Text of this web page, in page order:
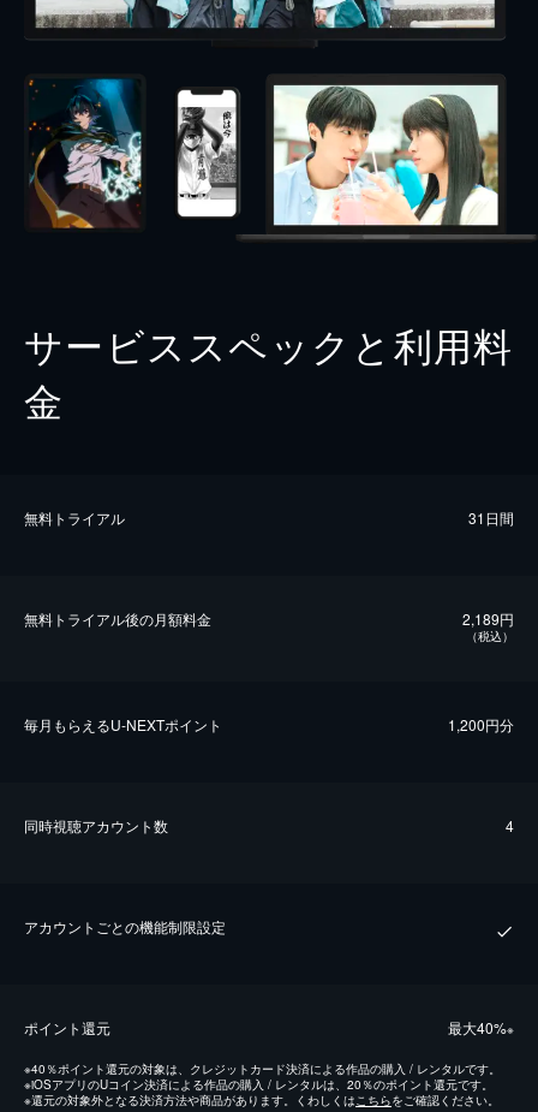
サービススペックと利用料
金
無料トライアル 31日間
無料トライアル後の⽉額料金 2,189円
（税込）
毎⽉もらえるU-NEXTポイント 1,200円分
同時視聴アカウント数 4
アカウントごとの機能制限設定
ポイント還元 最⼤40%※
※40％ポイント還元の対象は、クレジットカード決済による作品の購入 / レンタルです。
※iOSアプリのUコイン決済による作品の購入 / レンタルは、20％のポイント還元です。
※還元の対象外となる決済方法や商品があります。くわしくはこちらをご確認ください。